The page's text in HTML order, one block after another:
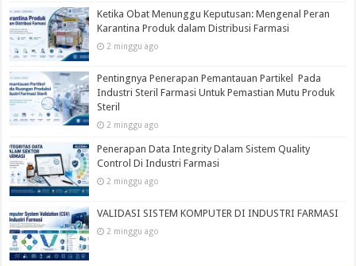
Ketika Obat Menunggu Keputusan: Mengenal Peran
Karantina Produk dalam Distribusi Farmasi
2 minggu ago
Pentingnya Penerapan Pemantauan Partikel Pada
Industri Steril Farmasi Untuk Pemastian Mutu Produk
Steril
2 minggu ago
Penerapan Data Integrity Dalam Sistem Quality
Control Di Industri Farmasi
2 minggu ago
VALIDASI SISTEM KOMPUTER DI INDUSTRI FARMASI
2 minggu ago